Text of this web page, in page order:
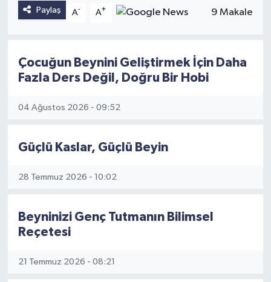
Paylaş A- A+ 9 Makale
Çocuğun Beynini Geliştirmek İçin Daha
Fazla Ders Değil, Doğru Bir Hobi
04 Ağustos 2026 - 09:52
Güçlü Kaslar, Güçlü Beyin
28 Temmuz 2026 - 10:02
Beyninizi Genç Tutmanın Bilimsel
Reçetesi
21 Temmuz 2026 - 08:21